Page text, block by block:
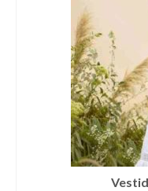
Cinturones
Colgantes
Collares y
Conjunto de
Coronas